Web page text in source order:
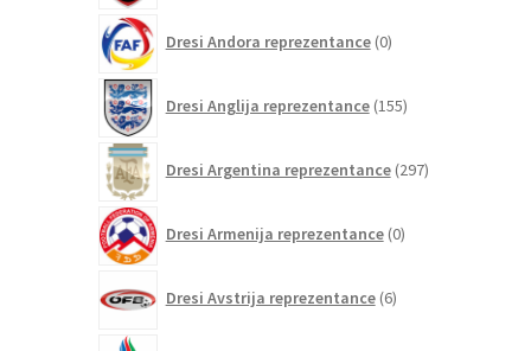
Dresi Andora reprezentance 0izdelkov
Dresi Anglija reprezentance 155izdelkov
Dresi Argentina reprezentance 297izdelkov
Dresi Armenija reprezentance 0izdelkov
Dresi Avstrija reprezentance 6izdelkov